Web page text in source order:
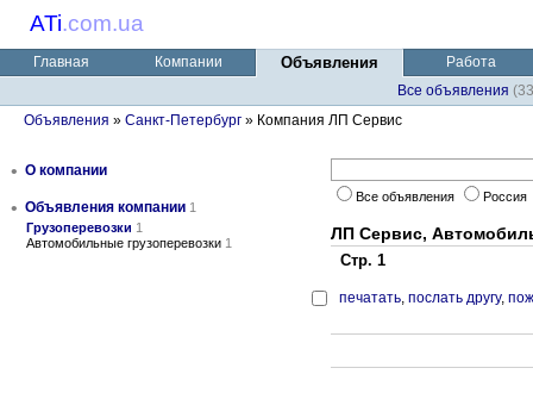
ATi.com.ua
Главная Компании Объявления
Работа
Все объявления
Объявления » Санкт-Петербург » Компания ЛП Сервис
• О компании
• Объявления компании 1
Грузоперевозки 1
Автомобильные грузоперевозки 1
Все объявления Россия
ЛП Сервис,
Стр. 1
печатать, послать другу,